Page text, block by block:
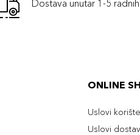
Dostava unutar 1-5
ONLINE
Uslovi
Uslovi